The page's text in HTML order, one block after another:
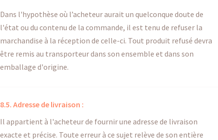
Dans l'hypothèse où l’acheteur aurait un quelconque doute de
l'état ou du contenu de la commande, il est tenu de refuser la
marchandise à la réception de celle-ci. Tout produit refusé devra
être remis au transporteur dans son ensemble et dans son
emballage d'origine.
8.5. Adresse de livraison :
Il appartient à l'acheteur de fournir une adresse de livraison
exacte et précise. Toute erreur à ce sujet relève de son entière